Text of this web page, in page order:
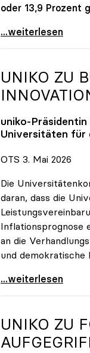
oder 13,9 Prozent
\"Österreich ist für
...weiterlesen
UNIKO ZU
uniko-
Universitäten für
OTS 3. Mai 2026
Die
daran, dass die
Inflationsprognose
an die
und
uniko zu
...weiterlesen
UNIKO ZU